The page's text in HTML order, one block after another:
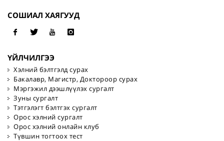
СОШИАЛ ХАЯГУУД
ҮЙЛЧИЛГЭЭ
Хэлний бэлтгэлд сурах
Бакалавр, Магистр, Доктороор сурах
Мэргэжил дээшлүүлэх сургалт
Зуны сургалт
Тэтгэлэгт бэлтгэх сургалт
Орос хэлний сургалт
Орос хэлний онлайн клуб
Түвшин тогтоох тест